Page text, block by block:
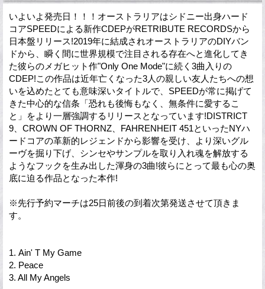
いよいよ発売日！！！オーストラリアはシドニー出身ハード
コアSPEEDによる新作CDEPがRETRIBUTE RECORDSから
日本盤リリース!2019年に結成されオーストラリアのDIYバン
ドから、瞬く間に世界規模で注目される存在へと進化してき
た彼らのメガヒット作"Only One Mode"に続く3曲入りの
CDEP!この作品は近年亡くなった3人の親しい友人たちへの想
いを込めたとても意味深いタイトルで、SPEEDが常に掲げて
きた中心的な信条「恐れも後悔もなく、無条件に愛するこ
と」をより一層強調するリリースとなっています!DISTRICT
9、CROWN OF THORNZ、FAHRENHEIT 451といったNYハ
ードコアの革新的レジェンドから影響を受け、より深いグル
ーヴを掘り下げ、シンセやサンプルを取り入れ魂を解放する
ようなフックを生み出した渾身の3曲!彼らにとって最も心の奥
底に迫る作品となった本作!
※先行予約マーチは25日前後の到着次第発送させて頂きま
す。
1. Ain' T My Game
2. Peace
3. All My Angels